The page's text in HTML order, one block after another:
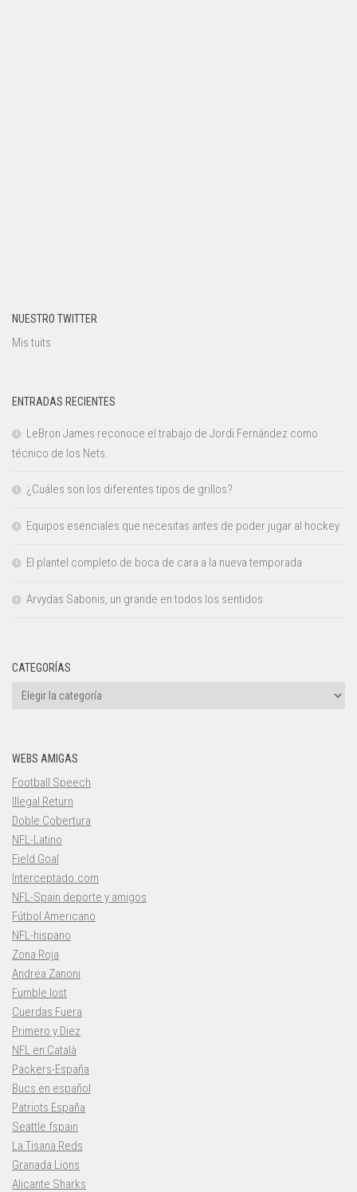
NUESTRO TWITTER
Mis tuits
ENTRADAS RECIENTES
LeBron James reconoce el trabajo de Jordi Fernández como
técnico de los Nets.
¿Cuáles son los diferentes tipos de grillos?
Equipos esenciales que necesitas antes de poder jugar al hockey
El plantel completo de boca de cara a la nueva temporada
Arvydas Sabonis, un grande en todos los sentidos
CATEGORÍAS
Categorías
WEBS AMIGAS
Football Speech
Illegal Return
Doble Cobertura
NFL-Latino
Field Goal
Interceptado.com
NFL-Spain deporte y amigos
Fútbol Americano
NFL-hispano
Zona Roja
Andrea Zanoni
Fumble lost
Cuerdas Fuera
Primero y Diez
NFL en Català
Packers-España
Bucs en español
Patriots España
Seattle fspain
La Tisana Reds
Granada Lions
Alicante Sharks